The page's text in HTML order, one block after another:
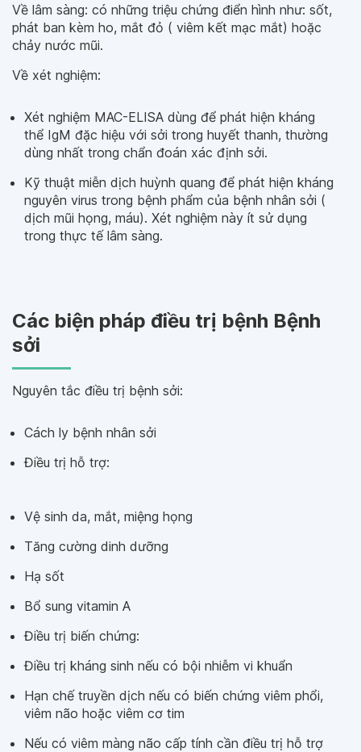
Về lâm sàng: có những triệu chứng điển hình như: sốt,
phát ban kèm ho, mắt đỏ ( viêm kết mạc mắt) hoặc
chảy nước mũi.
Về xét nghiệm:
Xét nghiệm MAC-ELISA dùng để phát hiện kháng
thể IgM đặc hiệu với sởi trong huyết thanh, thường
dùng nhất trong chẩn đoán xác định sởi.
Kỹ thuật miễn dịch huỳnh quang để phát hiện kháng
nguyên virus trong bệnh phẩm của bệnh nhân sởi (
dịch mũi họng, máu). Xét nghiệm này ít sử dụng
trong thực tế lâm sàng.
Các biện pháp điều trị bệnh Bệnh
sởi
Nguyên tắc điều trị bệnh sởi:
Cách ly bệnh nhân sởi
Điều trị hỗ trợ:
Vệ sinh da, mắt, miệng họng
Tăng cường dinh dưỡng
Hạ sốt
Bổ sung vitamin A
Điều trị biến chứng:
Điều trị kháng sinh nếu có bội nhiễm vi khuẩn
Hạn chế truyền dịch nếu có biến chứng viêm phổi,
viêm não hoặc viêm cơ tim
Nếu có viêm màng não cấp tính cần điều trị hỗ trợ